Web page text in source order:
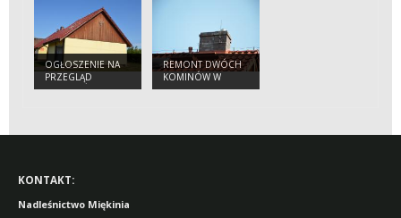
GATUNKÓW I
SIEDLISK
PRZYRODNICZYCH
NA OBSZARACH
ZARZĄDZANYCH
PRZEZ PGL LASY
PAŃSTWOWE
OGŁOSZENIE NA
PRZEGLĄD
BUDYNKÓW
REMONT DWÓCH
KOMINÓW W
BUDYNKACH
KONTAKT:
Nadleśnictwo Miękinia